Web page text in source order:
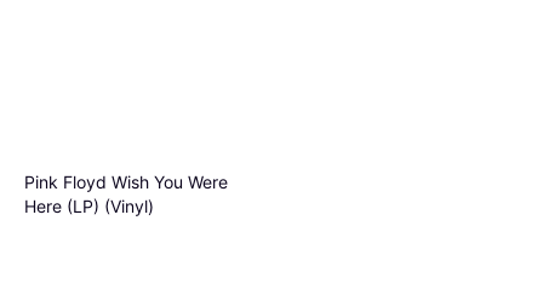
Pink Floyd Wish You Were
Here (LP) (Vinyl)